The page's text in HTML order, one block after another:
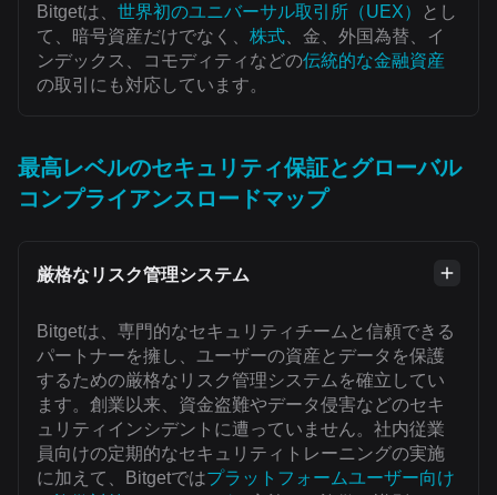
Bitgetは、 世界初のユニバーサル取引所（UEX）
とし
て、暗号資産だけでなく、 株式 、金、外国為替、イ
ンデックス、コモディティなどの伝統的な金融資産
の取引にも対応しています。
最高レベルのセキュリティ保証とグローバル
コンプライアンスロードマップ
厳格なリスク管理システム
Bitgetは、専門的なセキュリティチームと信頼できる
パートナーを擁し、ユーザーの資産とデータを保護
するための厳格なリスク管理システムを確立してい
ます。創業以来、資金盗難やデータ侵害などのセキ
ュリティインシデントに遭っていません。社内従業
員向けの定期的なセキュリティトレーニングの実施
に加えて、Bitgetではプラットフォームユーザー向け